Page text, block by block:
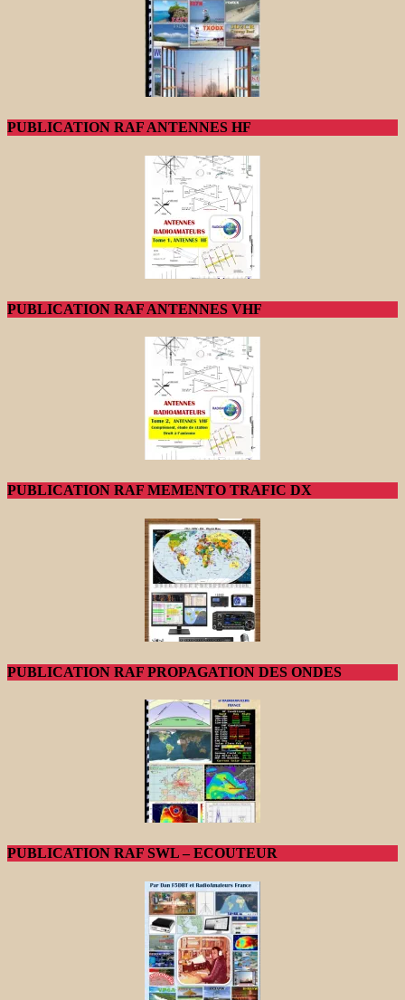
PUBLICATION RAF ANTENNES HF
PUBLICATION RAF ANTENNES VHF
PUBLICATION RAF MEMENTO TRAFIC DX
PUBLICATION RAF PROPAGATION DES ONDES
PUBLICATION RAF SWL – ECOUTEUR